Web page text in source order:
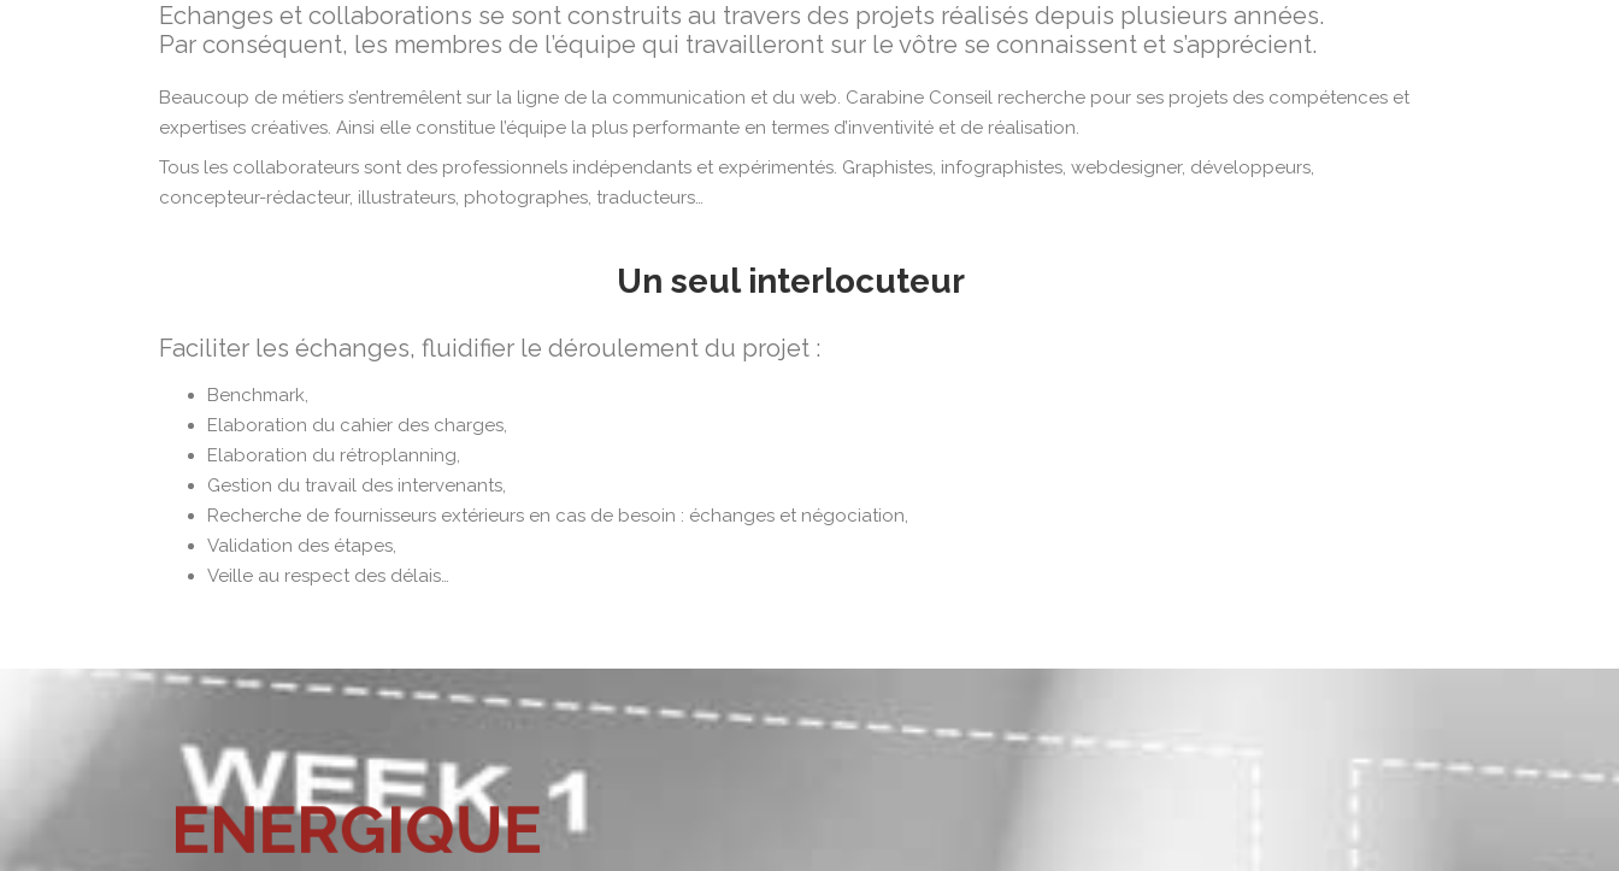
Echanges et collaborations se sont construits au travers des projets réalisés depuis plusieurs années.
Par conséquent, les membres de l’équipe qui travailleront sur le vôtre se connaissent et s’apprécient.
Beaucoup de métiers s’entremêlent sur la ligne de la communication et du web. Carabine Conseil recherche pour ses projets des compétences et
expertises créatives. Ainsi elle constitue l’équipe la plus performante en termes d’inventivité et de réalisation.
Tous les collaborateurs sont des professionnels indépendants et expérimentés. Graphistes, infographistes, webdesigner, développeurs,
concepteur-rédacteur, illustrateurs, photographes, traducteurs…
Un seul interlocuteur
Faciliter les échanges, fluidifier le déroulement du projet :
Benchmark,
Elaboration du cahier des charges,
Elaboration du rétroplanning,
Gestion du travail des intervenants,
Recherche de fournisseurs extérieurs en cas de besoin : échanges et négociation,
Validation des étapes,
Veille au respect des délais…
ENERGIQUE